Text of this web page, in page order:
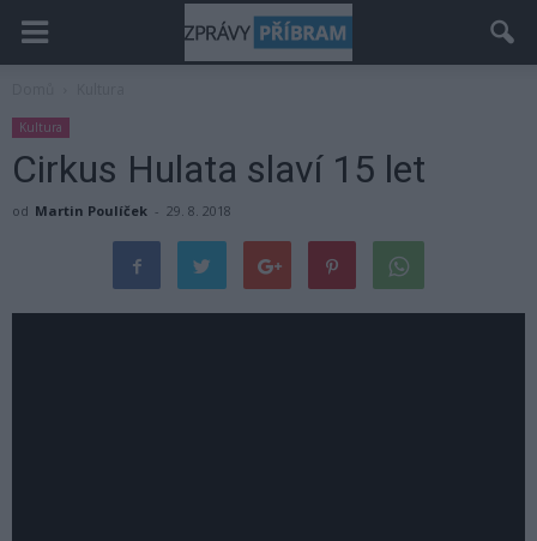
Kultura
Cirkus Hulata slaví 15 let
od Martin Poulíček - 29. 8. 2018